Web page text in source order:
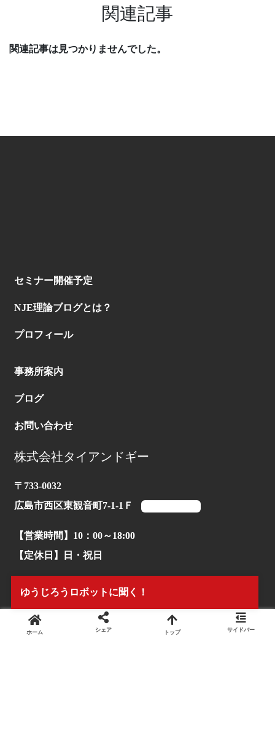
関連記事
関連記事は見つかりませんでした。
セミナー開催予定
NJE理論ブログとは？
プロフィール
事務所案内
ブログ
お問い合わせ
株式会社タイアンドギー
〒733-0032
広島市西区東観音町7-1-1Ｆ
【営業時間】10：00～18:00
【定休日】日・祝日
【TEL】082-503-1170
ホーム シェア トップ サイドバー
ゆうじろうロボットに聞く！